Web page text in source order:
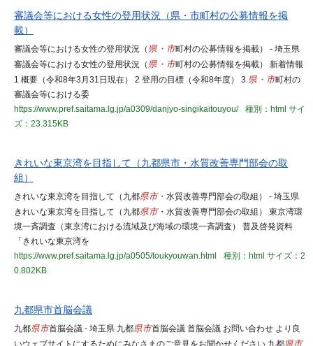
審議会等における女性の登用状況（県・市町村の公募情報を掲
載）
審議会等における女性の登用状況（ 県・市町村の公募情報を掲載） - 埼玉県
審議会等における女性の登用状況（ 県・市町村の公募情報を掲載） 新着情報
1 概要（令和8年3月31日現在） 2 登用の目標（令和8年度） 3 県・市町村の
審議会等における委
https://www.pref.saitama.lg.jp/a0309/danjyo-singikaitouyou/
種別：html サイ
ズ：23.315KB
きれいな東京湾を目指して（九都県市・水質改善専門部会の取
組）
きれいな東京湾を目指して（九都県市・水質改善専門部会の取組） - 埼玉県
きれいな東京湾を目指して（九都県市・水質改善専門部会の取組） 東京湾環
境一斉調査（東京湾における流域及び海域の環境一斉調査） 普及啓発資料
「きれいな東京湾を
https://www.pref.saitama.lg.jp/a0505/toukyouwan.html
種別：html サイズ：2
0.802KB
九都県市首脳会議
九都県市首脳会議 - 埼玉県 九都県市首脳会議 首脳会議 お問い合わせ より良
いウェブサイトにするためにみなさまのご意見をお聞かせください 九都県市